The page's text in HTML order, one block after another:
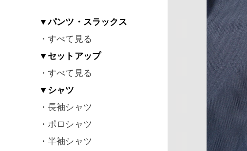
▼パンツ・スラックス
・すべて見る
▼セットアップ
・すべて見る
▼シャツ
・長袖シャツ
・ポロシャツ
・半袖シャツ